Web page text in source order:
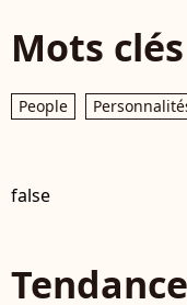
Mots clés
People
false